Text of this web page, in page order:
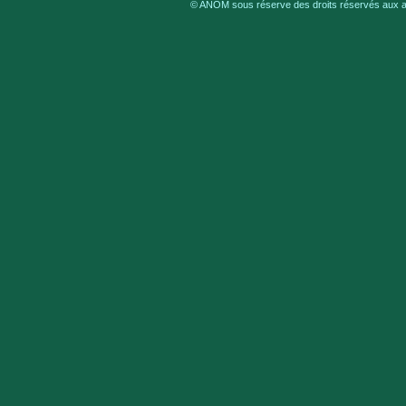
© ANOM sous réserve des droits réservés aux